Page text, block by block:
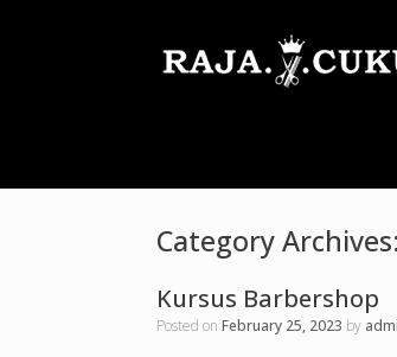
Category Archives:
Kursus Barbershop
Posted on February 25, 2023 by